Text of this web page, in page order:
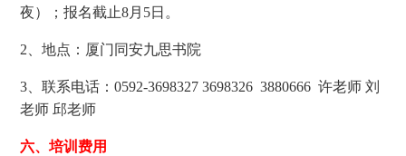
夜）；报名截止8月5日。
2、地点：厦门同安九思书院
3、联系电话： 0592-3698327 3698326 3880666 许老师 刘
老师 邱老师
六、培训费用